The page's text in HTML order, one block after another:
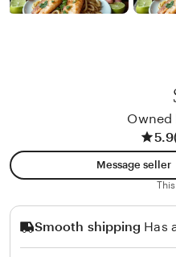
l
o
Owned
5.9
Message seller
Smooth shipping Has